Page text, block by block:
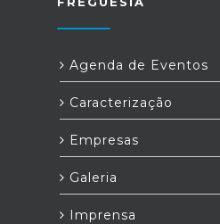
Agenda de Eventos
Caracterização
Empresas
Galeria
Imprensa